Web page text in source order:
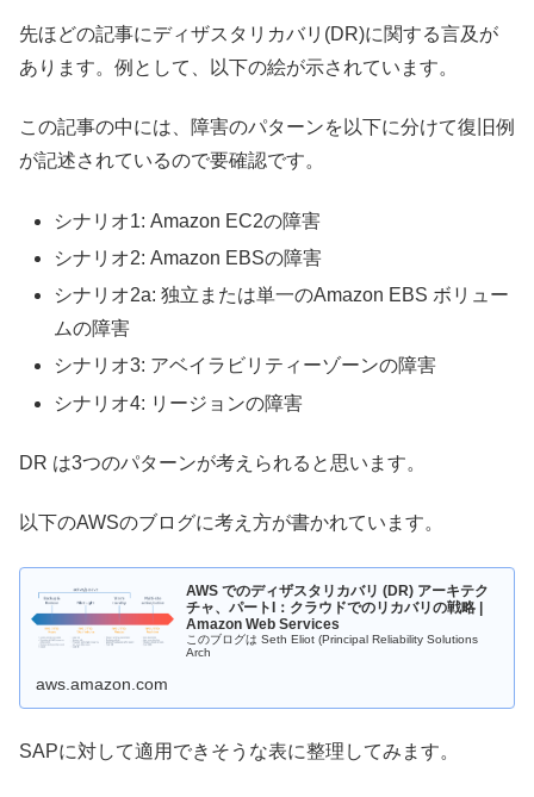
先ほどの記事にディザスタリカバリ(DR)に関する言及が
あります。例として、以下の絵が示されています。
この記事の中には、障害のパターンを以下に分けて復旧例
が記述されているので要確認です。
シナリオ1: Amazon EC2の障害
シナリオ2: Amazon EBSの障害
シナリオ2a: 独立または単一のAmazon EBS ボリュー
ムの障害
シナリオ3: アベイラビリティーゾーンの障害
シナリオ4: リージョンの障害
DR は3つのパターンが考えられると思います。
以下のAWSのブログに考え方が書かれています。
AWS でのディザスタリカバリ (DR) アーキテク
チャ、パートI：クラウドでのリカバリの戦略 |
Amazon Web Services
このブログは Seth Eliot (Principal Reliability Solutions
Arch
aws.amazon.com
SAPに対して適用できそうな表に整理してみます。